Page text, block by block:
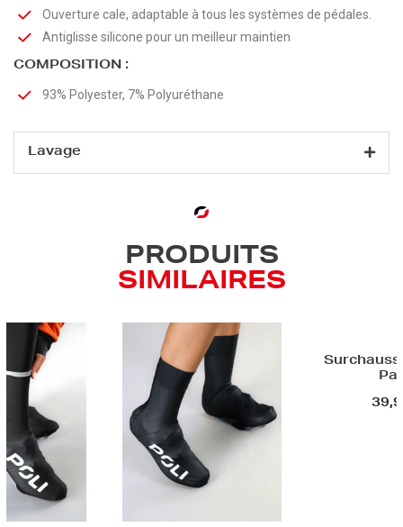
Ouverture cale, adaptable à tous les systèmes de pédales.
Antiglisse silicone pour un meilleur maintien
COMPOSITION :
93% Polyester, 7% Polyuréthane
Lavage
PRODUITS
SIMILAIRES